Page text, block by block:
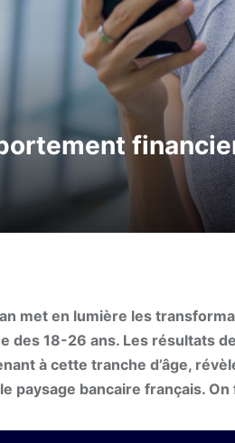
met en lumière les
des 18-26 ans. Les résultats
à cette tranche d’âge,
paysage bancaire français. On